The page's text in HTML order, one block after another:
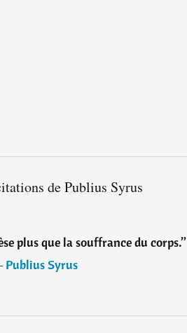
de Publius Syrus
plus que la souffrance du corps.”
Publius Syrus